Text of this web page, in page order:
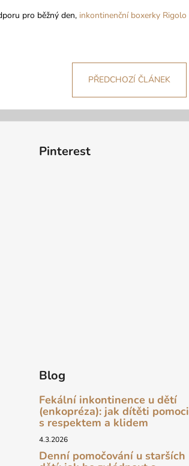
pro běžný den, inkontinenční boxerky Rigolo
PŘEDCHOZÍ ČLÁNEK
Pinterest
Blog
Fekální inkontinence u dětí
(enkopréza): jak dítěti pomoci
s respektem a klidem
4.3.2026
Denní pomočování u starších